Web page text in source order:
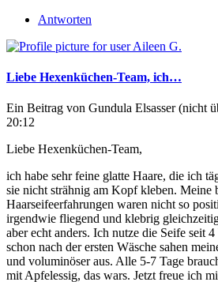
Antworten
Liebe Hexenküchen-Team, ich…
Ein Beitrag von Gundula Elsasser (nicht
20:12
Liebe Hexenküchen-Team,
ich habe sehr feine glatte Haare, die ich
sie nicht strähnig am Kopf kleben. Meine
Haarseifeerfahrungen waren nicht so
irgendwie fliegend und klebrig
aber echt anders. Ich nutze die Seife seit
schon nach der ersten Wäsche sahen
und voluminöser aus. Alle 5-7 Tage
mit Apfelessig, das wars. Jetzt freue ich